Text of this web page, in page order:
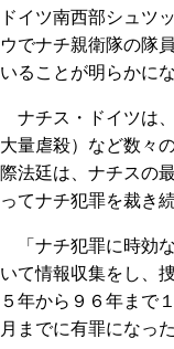
ドイツ南西部シュツ
ウでナチ親衛隊の隊
いることが明らかに
ナチス・ドイツは
大量虐殺）など数々
際法廷は、ナチスの
ってナチ犯罪を裁き
「ナチ犯罪に時効
いて情報収集をし、
５年から９６年まで
月までに有罪になっ